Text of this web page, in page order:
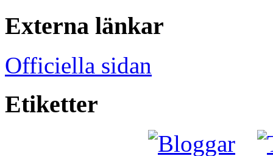
Externa länkar
Officiella sidan
Etiketter